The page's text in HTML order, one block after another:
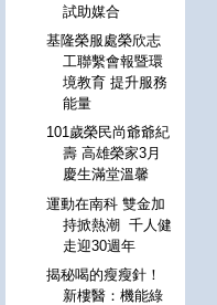
試助媒合
基隆榮服處榮欣志
工聯繫會報暨環
境教育 提升服務
能量
101歲榮民尚爺爺紀
壽 高雄榮家3月
慶生滿堂溫馨
運動在南科 雙金加
持掀熱潮 千人健
走迎30週年
揭秘喝的瘦瘦針！
新樓醫：機能綠